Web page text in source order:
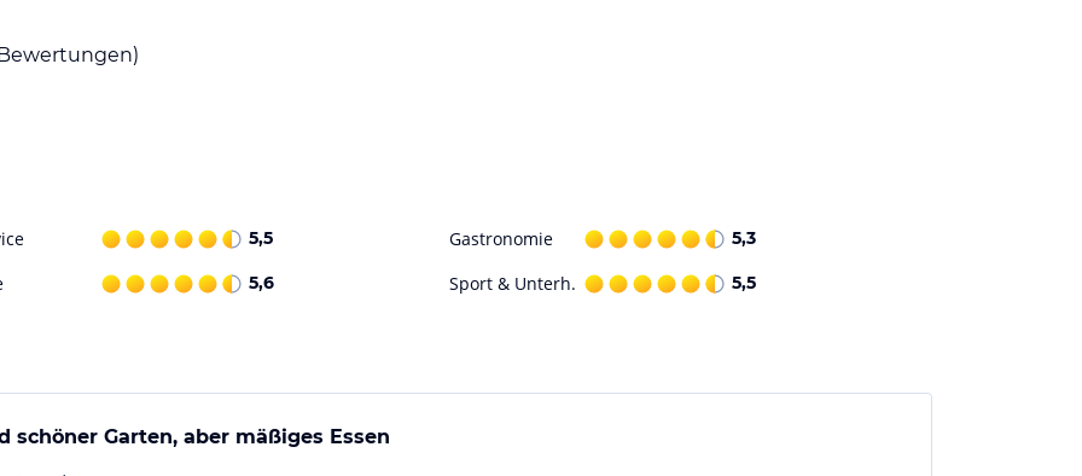
im Restaurant SOUL Kitchen
die verbindlichen Angebotsdetails
5,5 Gastronomie 5,3
5,6 Sport & Unterh. 5,5
schöner Garten, aber mäßiges Essen